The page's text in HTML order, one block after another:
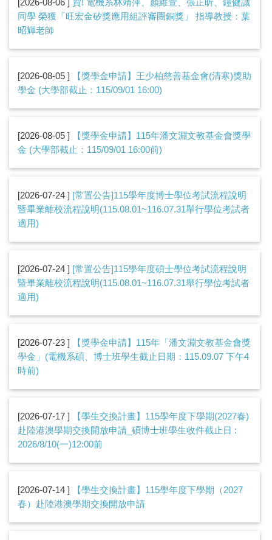
2026-08-06
賀! 電機系林靖萍、顏維萱、張正昕、鐘健誠
同學 榮獲「旺宏金矽獎應用組評審團銅獎」 指導教授：葉
昭輝老師
2026-08-05
【獎學金申請】王少柏慈善基金會(清寒)獎助
學金 (大學部截止：115/09/01 16:00)
2026-08-05
【獎學金申請】115年潘文淵文教基金會獎學
金 (大學部截止：115/09/01 16:00前)
2026-07-24
[常置公告]115學年度博士學位考試流程說明
暨畢業離校流程說明(115.08.01~116.07.31舉行學位考試者
適用)
2026-07-24
[常置公告]115學年度碩士學位考試流程說明
暨畢業離校流程說明(115.08.01~116.07.31舉行學位考試者
適用)
2026-07-23
【獎學金申請】115年「潘文淵文教基金會獎
學金」(電機系碩、博士班學生截止日期：115.09.07 下午4
時前)
2026-07-17
【學生交換計畫】115學年度下學期(2027春)
赴陸港澳學期交換開放申請_碩博士班學生收件截止日 :
2026/8/10(一)12:00前
2026-07-14
【學生交換計畫】115學年度下學期（2027
春）赴陸港澳學期交換開放申請